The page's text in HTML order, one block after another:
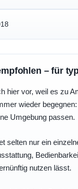
– für
hier vor, weil es zu
wieder
Umgebung passen.
selten nur ein
nutzen lässt.